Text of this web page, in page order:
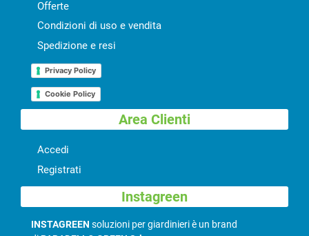
Offerte
Condizioni di uso e vendita
Spedizione e resi
Privacy Policy
Cookie Policy
Area Clienti
Accedi
Registrati
Instagreen
INSTAGREEN soluzioni per giardinieri è un brand